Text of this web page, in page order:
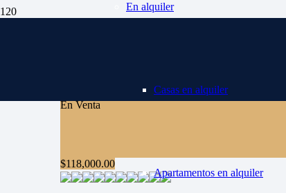
En alquiler
Casas en alquiler
Apartamentos en alquiler
En Venta
$118,000.00